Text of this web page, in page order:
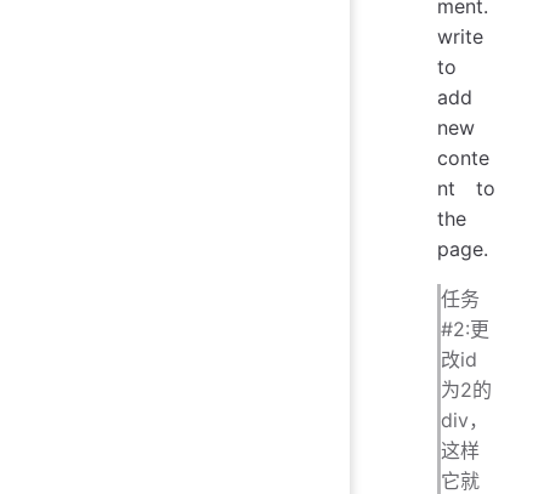
ment.
write
to
add
new
conte
nt to
the
page.
任务
#2:更
改id
为2的
div，
这样
它就